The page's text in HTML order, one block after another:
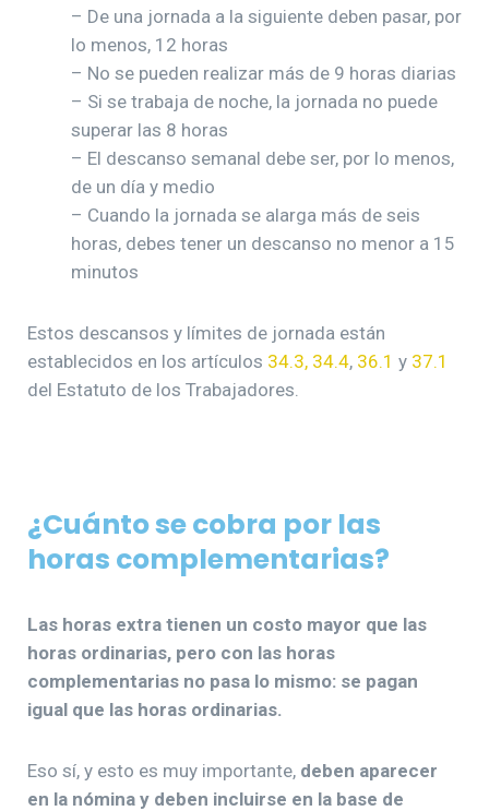
– De una jornada a la siguiente deben pasar, por
lo menos, 12 horas
– No se pueden realizar más de 9 horas diarias
– Si se trabaja de noche, la jornada no puede
superar las 8 horas
– El descanso semanal debe ser, por lo menos,
de un día y medio
– Cuando la jornada se alarga más de seis
horas, debes tener un descanso no menor a 15
minutos
Estos descansos y límites de jornada están
establecidos en los artículos 34.3, 34.4, 36.1 y 37.1
del Estatuto de los Trabajadores.
¿Cuánto se cobra por las
horas complementarias?
Las horas extra tienen un costo mayor que las
horas ordinarias, pero con las horas
complementarias no pasa lo mismo: se pagan
igual que las horas ordinarias.
Eso sí, y esto es muy importante, deben aparecer
en la nómina y deben incluirse en la base de